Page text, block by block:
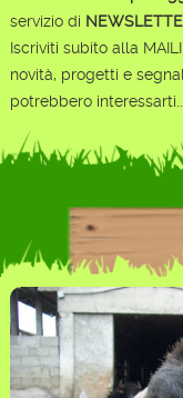
servizio di
Iscriviti subito alla
novità, progetti e
potrebbero interessarti...